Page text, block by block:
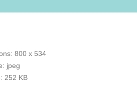
800 x 534
jpeg
252 KB